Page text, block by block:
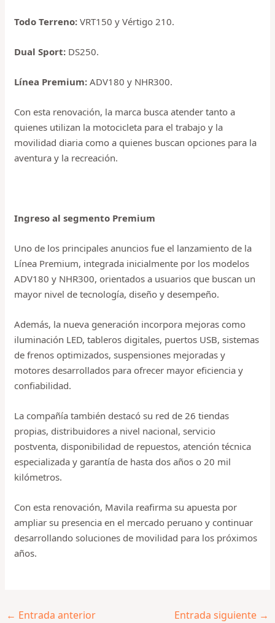
Todo Terreno: VRT150 y Vértigo 210.
Dual Sport: DS250.
Línea Premium:ADV180 y NHR300.
Con esta renovación, la marca busca atender tanto a
quienes utilizan la motocicleta para el trabajo y la
movilidad diaria como a quienes buscan opciones para la
aventura y la recreación.
Ingreso al segmento Premium
Uno de los principales anuncios fue el lanzamiento de la
Línea Premium, integrada inicialmente por los modelos
ADV180 y NHR300, orientados a usuarios que buscan un
mayor nivel de tecnología, diseño y desempeño.
Además, la nueva generación incorpora mejoras como
iluminación LED, tableros digitales, puertos USB, sistemas
de frenos optimizados, suspensiones mejoradas y
motores desarrollados para ofrecer mayor eficiencia y
confiabilidad.
La compañía también destacó su red de 26 tiendas
propias, distribuidores a nivel nacional, servicio
postventa, disponibilidad de repuestos, atención técnica
especializada y garantía de hasta dos años o 20 mil
kilómetros.
Con esta renovación, Mavila reafirma su apuesta por
ampliar su presencia en el mercado peruano y continuar
desarrollando soluciones de movilidad para los próximos
años.
← Entrada anterior Entrada siguiente →